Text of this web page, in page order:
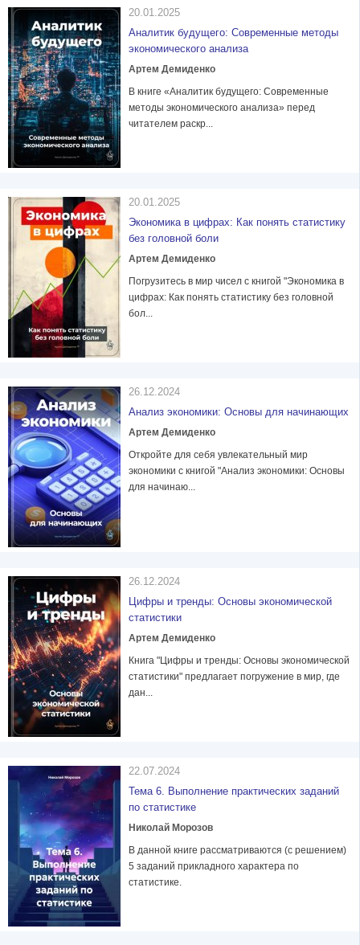
20.01.2025
Аналитик будущего: Современные методы
экономического анализа
Артем Демиденко
В книге «Аналитик будущего: Современные
методы экономического анализа» перед
читателем раскр...
20.01.2025
Экономика в цифрах: Как понять статистику
без головной боли
Артем Демиденко
Погрузитесь в мир чисел с книгой "Экономика в
цифрах: Как понять статистику без головной
бол...
26.12.2024
Анализ экономики: Основы для начинающих
Артем Демиденко
Откройте для себя увлекательный мир
экономики с книгой "Анализ экономики: Основы
для начинаю...
26.12.2024
Цифры и тренды: Основы экономической
статистики
Артем Демиденко
Книга "Цифры и тренды: Основы экономической
статистики" предлагает погружение в мир, где
дан...
22.07.2024
Тема 6. Выполнение практических заданий
по статистике
Николай Морозов
В данной книге рассматриваются (с решением)
5 заданий прикладного характера по
статистике.